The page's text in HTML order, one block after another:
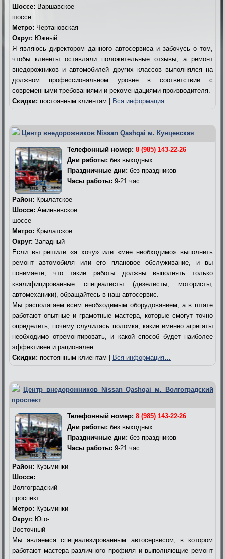
Шоссе: Варшавское
шоссе
Метро: Чертановская
Округ: Южный
Я являюсь директором данного автосервиса и забочусь о том,
чтобы клиенты оставляли положительные отзывы, а ремонт
внедорожников и автомобилей других классов выполнялся на
должном профессиональном уровне в соответствии с
современными требованиями и рекомендациями производителя.
Скидки: постоянным клиентам | Вся информация…
Центр внедорожников Nissan Qashqai м. Кунцевская
Телефонный номер: 8 (985) 143-22-26
Дни работы: без выходных
Праздничные дни: без праздников
Часы работы: 9-21 час.
Район: Крылатское
Шоссе: Аминьевское
шоссе
Метро: Крылатское
Округ: Западный
Если вы решили «я хочу» или «мне необходимо» выполнить
ремонт автомобиля или его плановое обслуживание, и вы
понимаете, что такие работы должны выполнять только
квалифицированные специалисты (дизелисты, мотористы,
автомеханики), обращайтесь в наш автосервис.
Мы располагаем всем необходимым оборудованием, а в штате
работают опытные и грамотные мастера, которые смогут точно
определить, почему случилась поломка, какие именно агрегаты
необходимо отремонтировать, и какой способ будет наиболее
эффективен и рационален.
Скидки: постоянным клиентам | Вся информация…
Центр внедорожников Nissan Qashqai м. Волгоградский
проспект
Телефонный номер: 8 (985) 143-22-26
Дни работы: без выходных
Праздничные дни: без праздников
Часы работы: 9-21 час.
Район: Кузьминки
Шоссе:
Волгоградский
проспект
Метро: Кузьминки
Округ: Юго-
Восточный
Мы являемся специализированным автосервисом, в котором
работают мастера различного профиля и выполняющие ремонт